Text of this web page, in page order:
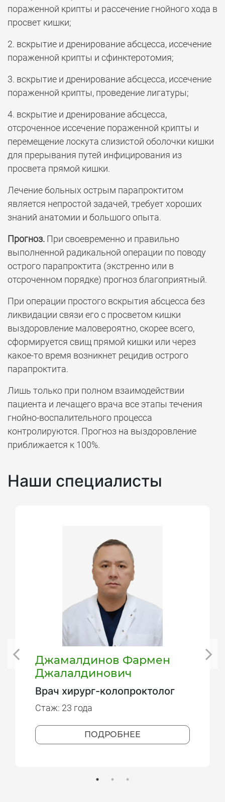
пораженной крипты и рассечение гнойного хода в
просвет кишки;
2. вскрытие и дренирование абсцесса, иссечение
пораженной крипты и сфинктеротомия;
3. вскрытие и дренирование абсцесса, иссечение
пораженной крипты, проведение лигатуры;
4. вскрытие и дренирование абсцесса,
отсроченное иссечение пораженной крипты и
перемещение лоскута слизистой оболочки кишки
для прерывания путей инфицирования из
просвета прямой кишки.
Лечение больных острым парапроктитом
является непростой задачей, требует хороших
знаний анатомии и большого опыта.
Прогноз. При своевременно и правильно
выполненной радикальной операции по поводу
острого парапроктита (экстренно или в
отсроченном порядке) прогноз благоприятный.
При операции простого вскрытия абсцесса без
ликвидации связи его с просветом кишки
выздоровление маловероятно, скорее всего,
сформируется свищ прямой кишки или через
какое-то время возникнет рецидив острого
парапроктита.
Лишь только при полном взаимодействии
пациента и лечащего врача все этапы течения
гнойно-воспалительного процесса
контролируются. Прогноз на выздоровление
приближается к 100%.
Наши специалисты
Джамалдинов Фармен
Джалалдинович
Врач хирург-колопроктолог
Стаж: 23 года
ПОДРОБНЕЕ